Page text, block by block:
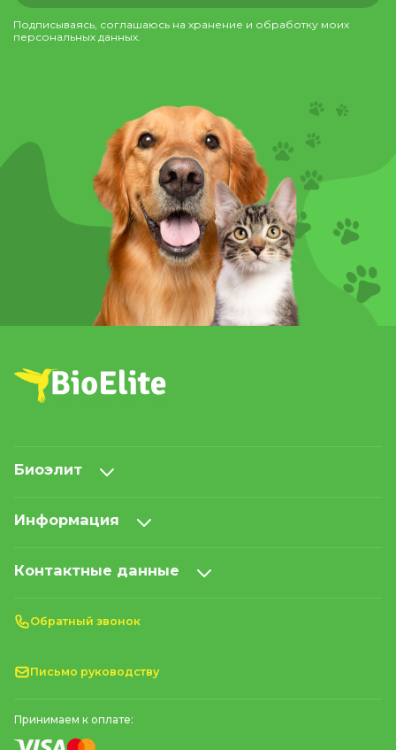
Подписываясь, соглашаюсь на хранение и обработку моих
персональных данных.
Биоэлит
Информация
Контактные данные
Обратный звонок
Письмо руководству
Принимаем к оплате: